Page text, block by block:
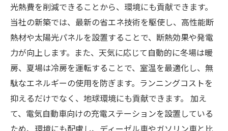
光熱費を削減できることから、環境にも貢献できます。
当社の新築では、最新の省エネ技術を駆使し、高性能断
熱材や太陽光パネルを設置することで、断熱効果や発電
力が向上します。また、天気に応じて自動的に冬場は暖
房、夏場は冷房を運転することで、室温を最適化し、無
駄なエネルギーの使用を防ぎます。ランニングコストを
抑えるだけでなく、地球環境にも貢献できます。 加え
て、電気自動車向けの充電ステーションを設置している
ため、環境にも配慮し、ディーゼル車やガソリン車と比